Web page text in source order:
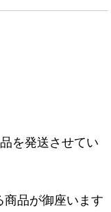
を発送させてい
品が御座います